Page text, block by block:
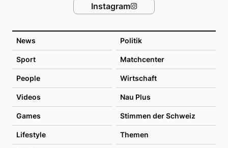
News Politik
Sport Matchcenter
People Wirtschaft
Videos Nau Plus
Games Stimmen der Schweiz
Lifestyle Themen
Instagram